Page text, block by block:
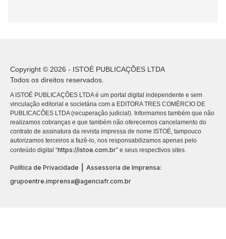
Copyright © 2026 - ISTOÉ PUBLICAÇÕES LTDA
Todos os direitos reservados.
A ISTOÉ PUBLICAÇÕES LTDA é um portal digital independente e sem
vinculação editorial e societária com a EDITORA TRES COMÉRCIO DE
PUBLICACÕES LTDA (recuperação judicial). Informamos também que não
realizamos cobranças e que também não oferecemos cancelamento do
contrato de assinatura da revista impressa de nome ISTOÉ, tampouco
autorizamos terceiros a fazê-lo, nos responsabilizamos apenas pelo
conteúdo digital “https://istoe.com.br” e seus respectivos sites.
Política de Privacidade
Assessoria de Imprensa:
grupoentre.imprensa@agenciafr.com.br